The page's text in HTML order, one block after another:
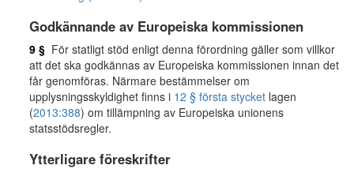
Godkännande av Europeiska kommissionen
9 § För statligt stöd enligt denna förordning gäller som villkor
att det ska godkännas av Europeiska kommissionen innan det
får genomföras. Närmare bestämmelser om
upplysningsskyldighet finns i 12 § första stycket lagen
(2013:388) om tillämpning av Europeiska unionens
statsstödsregler.
Ytterligare föreskrifter